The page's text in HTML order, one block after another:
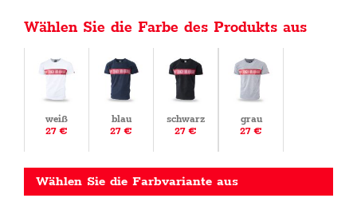
Wählen Sie die Farbe des Produkts aus
weiß
27 €
blau
27 €
schwarz
27 €
grau
27 €
Wählen Sie die Farbvariante aus